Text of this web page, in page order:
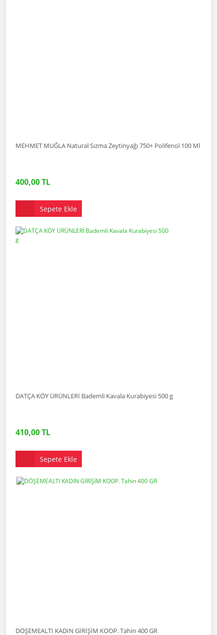
MEHMET MUĞLA Natural Sızma Zeytinyağı 750+ Polifenol 100 Ml
400,00 TL
Sepete Ekle
DATÇA KÖY ÜRÜNLERİ Bademli Kavala Kurabiyesi 500 g
410,00 TL
Sepete Ekle
DÖŞEMEALTI KADIN GİRİŞİM KOOP. Tahin 400 GR